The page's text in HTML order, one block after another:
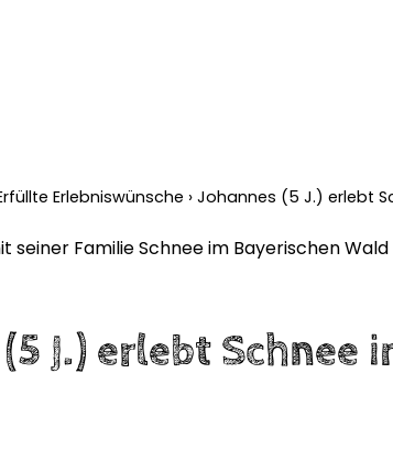
Erlebniswünsche › Johannes (5 J.) erlebt
J.) erlebt Schnee